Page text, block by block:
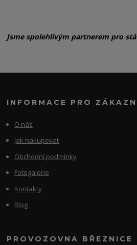
Jsme spolehlivým partnerem pro
INFORMACE PRO
O nás
Jak nakupovat
Obchodní podmínky
Fotogalerie
Kontakty
Blog
PROVOZOVNA BŘEZNICE